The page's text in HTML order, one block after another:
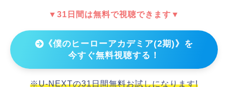
▼31日間は無料で視聴できます▼
《僕のヒーローアカデミア(2期)》を
今すぐ無料視聴する！
※U-NEXTの31日間無料お試しになります!